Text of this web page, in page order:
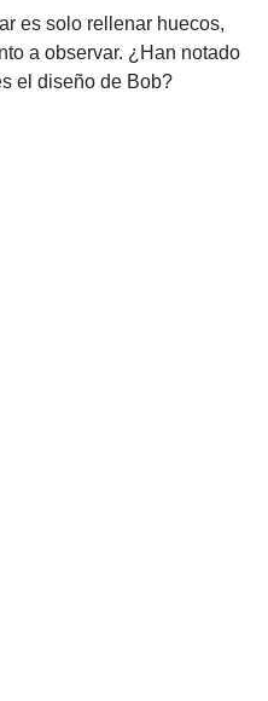
es solo rellenar huecos,
a observar. ¿Han notado
el diseño de Bob?